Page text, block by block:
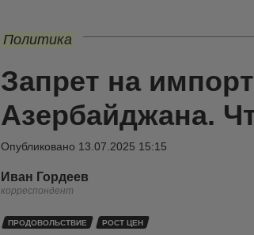
Политика
Запрет на
Азербайджана.
Опубликовано 13.07.2025 15:15
Иван Гордеев
корреспондент
ПРОДОВОЛЬСТВИЕ РОСТ ЦЕН